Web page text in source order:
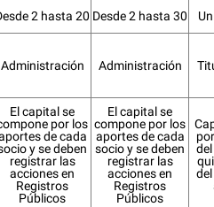
2 hasta 20 Desde 2 hasta 30
Administración Administración
El capital se
por los
de cada
y se deben
registrar las
acciones en
Registros
Públicos
El capital se
compone por los
aportes de cada
socio y se deben
registrar las
acciones en
Registros
Públicos